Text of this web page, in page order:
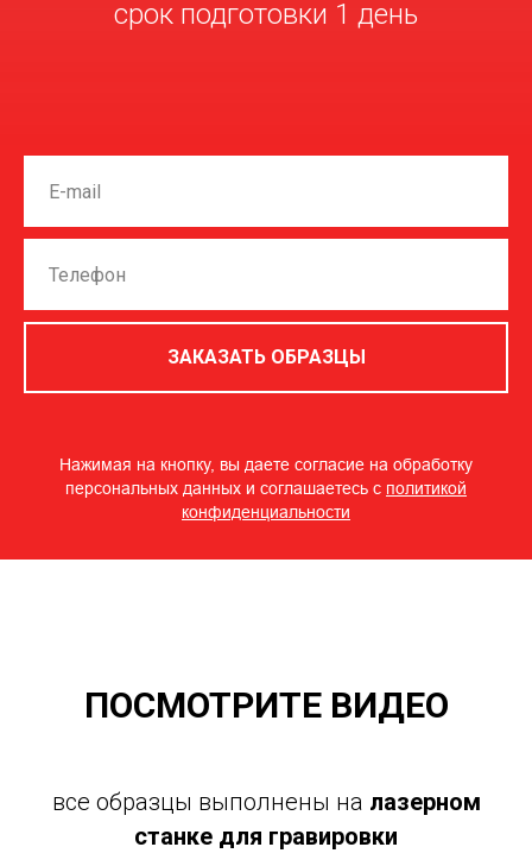
срок подготовки 1 день
ЗАКАЗАТЬ ОБРАЗЦЫ
Нажимая на кнопку, вы даете согласие на обработку
персональных данных и соглашаетесь c политикой
конфиденциальности
ПОСМОТРИТЕ ВИДЕО
все образцы выполнены на лазерном
станке для гравировки